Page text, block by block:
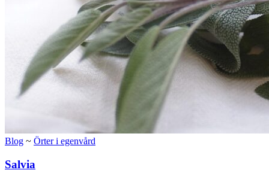
Blog ~ Örter i egenvård
Salvia